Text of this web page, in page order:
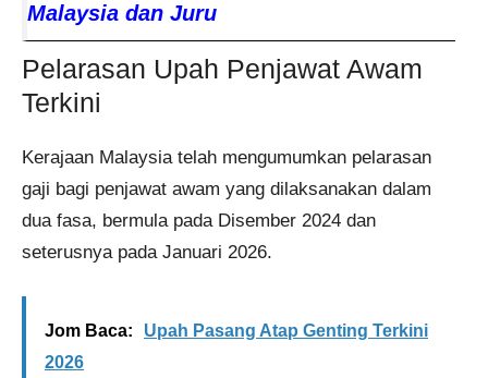
Malaysia dan Juru
Pelarasan Upah Penjawat Awam
Terkini
Kerajaan Malaysia telah mengumumkan pelarasan
gaji bagi penjawat awam yang dilaksanakan dalam
dua fasa, bermula pada Disember 2024 dan
seterusnya pada Januari 2026.
Jom Baca:
Upah Pasang Atap Genting Terkini
2026